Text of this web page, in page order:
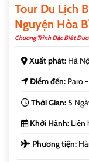
Tour Du Lịch
Nguyện Hòa
Chương Trình Đặc Biệt
Xuất phát:Hà
Điểm đến:Paro -
Thời Gian:5
Khởi Hành:Liên
Phương tiện: